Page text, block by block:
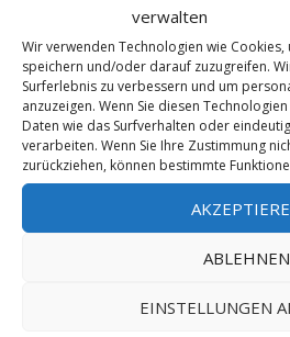
verwalten
Wir verwenden Technologien wie
speichern und/oder darauf zuzugreifen.
Surferlebnis zu verbessern und um
anzuzeigen. Wenn Sie diesen
Daten wie das Surfverhalten oder
verarbeiten. Wenn Sie Ihre Zustimmung
zurückziehen, können bestimmte
ABLEHNEN
EINSTELLUNGEN
Roland
„Mantra“ (9a) ein 6